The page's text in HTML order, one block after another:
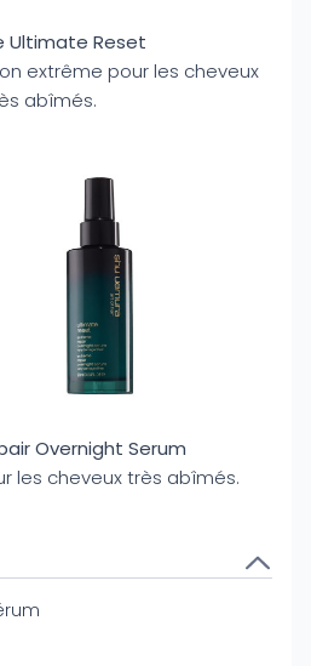
Ultimate Reset
extrême pour les cheveux
abîmés.
Overnight Serum
les cheveux très abîmés.